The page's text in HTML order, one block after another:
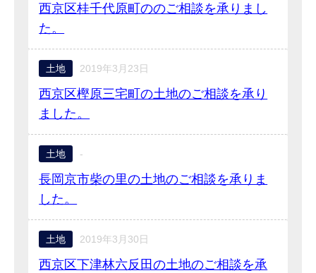
西京区桂千代原町ののご相談を承りまし
た。
土地 2019年3月23日
西京区樫原三宅町の土地のご相談を承り
ました。
土地 -
長岡京市柴の里の土地のご相談を承りま
した。
土地 2019年3月30日
西京区下津林六反田の土地のご相談を承